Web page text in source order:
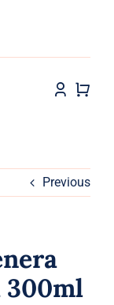
Previous
300ml